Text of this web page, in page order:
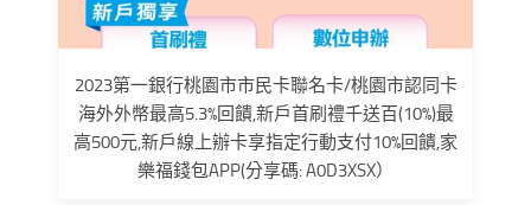
2023第一銀行桃園市市民卡聯名卡/桃園市認同卡
海外外幣最高5.3%回饋,新戶首刷禮千送百(10%)最
高500元,新戶線上辦卡享指定行動支付10%回饋,家
樂福錢包APP(分享碼: A0D3XSX）